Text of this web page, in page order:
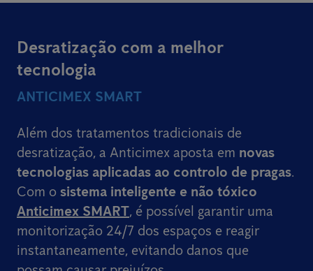
Desratização com a melhor
tecnologia
ANTICIMEX SMART
Além dos tratamentos tradicionais de
desratização, a Anticimex aposta em novas
tecnologias aplicadas ao controlo de pragas.
Com o sistema inteligente e não tóxico
Anticimex SMART, é possível garantir uma
monitorização 24/7 dos espaços e reagir
instantaneamente, evitando danos que